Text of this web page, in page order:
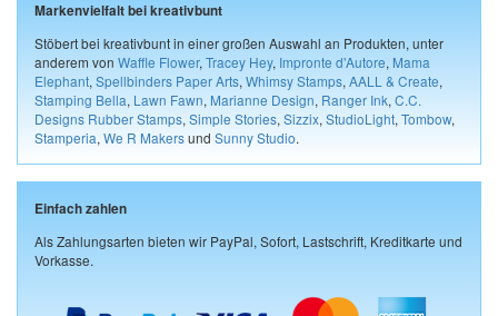
Markenvielfalt bei kreativbunt
Stöbert bei kreativbunt in einer großen Auswahl an Produkten, unter
anderem von Waffle Flower, Tracey Hey, Impronte d'Autore, Mama
Elephant, Spellbinders Paper Arts, Whimsy Stamps, AALL & Create,
Stamping Bella, Lawn Fawn, Marianne Design, Ranger Ink, C.C.
Designs Rubber Stamps, Simple Stories, Sizzix, StudioLight, Tombow,
Stamperia, We R Makersund Sunny Studio.
Einfach zahlen
Als Zahlungsarten bieten wir PayPal, Sofort, Lastschrift, Kreditkarte und
Vorkasse.